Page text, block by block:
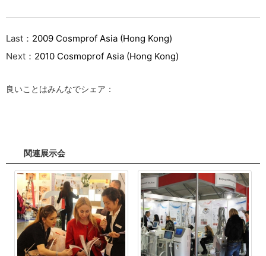
Last： 2009 Cosmprof Asia (Hong Kong)
Next： 2010 Cosmoprof Asia (Hong Kong)
良いことはみんなでシェア：
関連展示会